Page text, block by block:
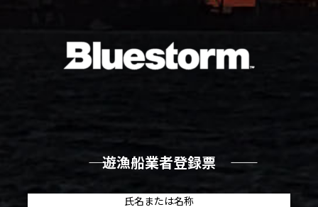
―― 遊漁船業者登録票 ――
氏名または名称